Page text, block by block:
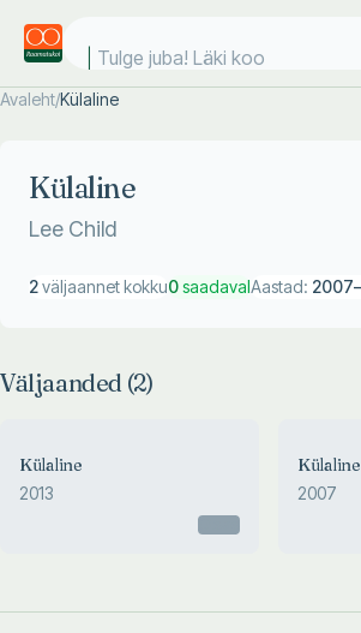
Tulge juba! Läki kool
Avaleht/Külaline
Külaline
Lee Child
2väljaannet kokku0saadavalAastad: 2007–
Väljaanded (2)
Külaline
2013
Külaline
2007